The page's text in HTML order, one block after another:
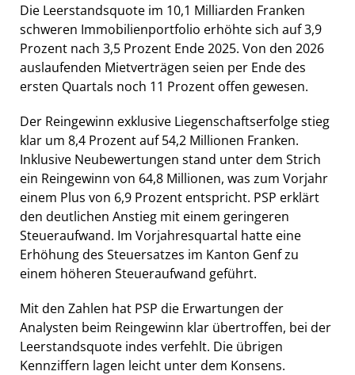
Die Leerstandsquote im 10,1 Milliarden Franken
schweren Immobilienportfolio erhöhte sich auf 3,9
Prozent nach 3,5 Prozent Ende 2025. Von den 2026
auslaufenden Mietverträgen seien per Ende des
ersten Quartals noch 11 Prozent offen gewesen.
Der Reingewinn exklusive Liegenschaftserfolge stieg
klar um 8,4 Prozent auf 54,2 Millionen Franken.
Inklusive Neubewertungen stand unter dem Strich
ein Reingewinn von 64,8 Millionen, was zum Vorjahr
einem Plus von 6,9 Prozent entspricht. PSP erklärt
den deutlichen Anstieg mit einem geringeren
Steueraufwand. Im Vorjahresquartal hatte eine
Erhöhung des Steuersatzes im Kanton Genf zu
einem höheren Steueraufwand geführt.
Mit den Zahlen hat PSP die Erwartungen der
Analysten beim Reingewinn klar übertroffen, bei der
Leerstandsquote indes verfehlt. Die übrigen
Kennziffern lagen leicht unter dem Konsens.